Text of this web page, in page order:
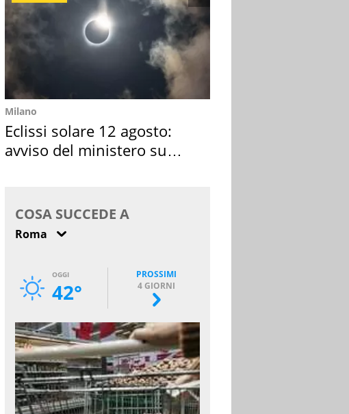
Milano
Eclissi solare 12 agosto:
avviso del ministero su